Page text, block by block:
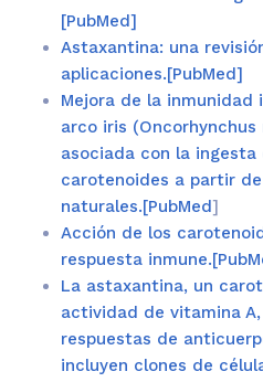
[PubMed]
Astaxantina: una
aplicaciones.[PubMed]
Mejora de la
arco iris (Oncorhynchus
asociada con la
carotenoides a partir
naturales.[PubMed]
Acción de los
respuesta
La astaxantina, un
actividad de vitamina
respuestas de
incluyen clones de